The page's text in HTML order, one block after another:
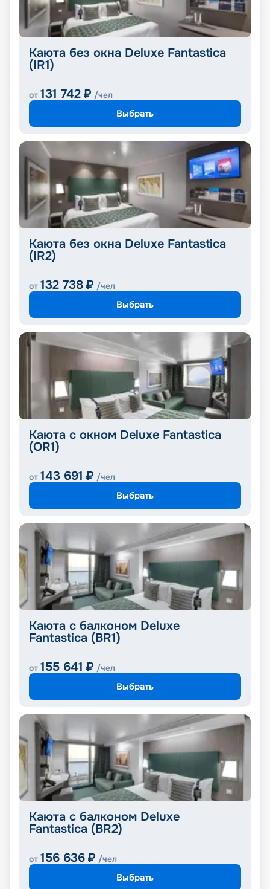
Каюта без окна Deluxe Fantastica
(IR1)
от 131 742 ₽ /чел
Выбрать
Каюта без окна Deluxe Fantastica
(IR2)
от 132 738 ₽ /чел
Выбрать
Каюта с окном Deluxe Fantastica
(OR1)
от 143 691 ₽ /чел
Выбрать
Каюта с балконом Deluxe
Fantastica (BR1)
от 155 641 ₽ /чел
Выбрать
Каюта с балконом Deluxe
Fantastica (BR2)
от 156 636 ₽ /чел
Выбрать